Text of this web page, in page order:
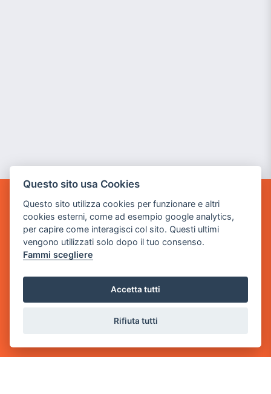
GAME WARP
BY POWER GAME SRL
Sede Legale
via Villaggio dei Platani, 3
Questo sito usa Cookies
Questo sito utilizza cookies per funzionare e altri
cookies esterni, come ad esempio google analytics,
per capire come interagisci col sito. Questi ultimi
vengono utilizzati solo dopo il tuo consenso.
Fammi scegliere
Accetta tutti
Rifiuta tutti